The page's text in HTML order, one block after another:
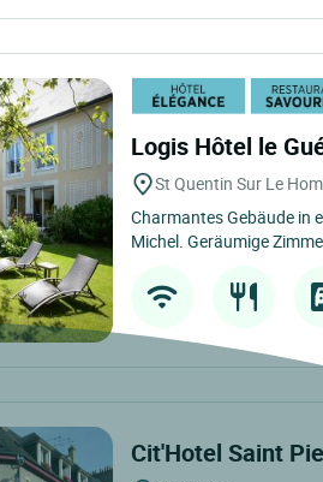
Logis Hôtel le
St Quentin Sur Le
Charmantes Gebäude in
Michel. Geräumige
Cit'Hotel Saint